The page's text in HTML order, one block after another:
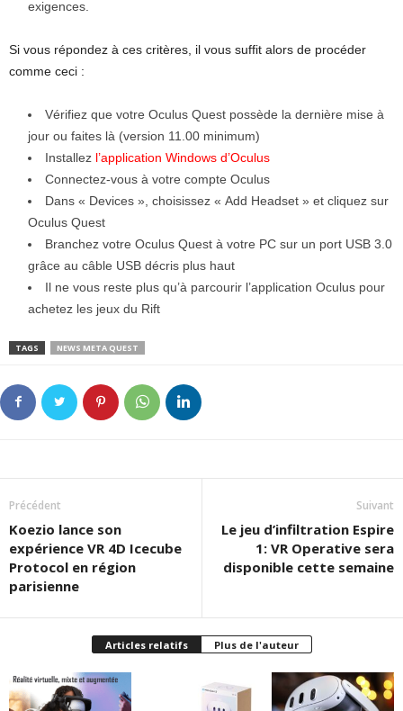
exigences.
Si vous répondez à ces critères, il vous suffit alors de procéder
comme ceci :
Vérifiez que votre Oculus Quest possède la dernière mise à
jour ou faites là (version 11.00 minimum)
Installez l’application Windows d’Oculus
Connectez-vous à votre compte Oculus
Dans « Devices », choisissez « Add Headset » et cliquez sur
Oculus Quest
Branchez votre Oculus Quest à votre PC sur un port USB 3.0
grâce au câble USB décris plus haut
Il ne vous reste plus qu’à parcourir l’application Oculus pour
achetez les jeux du Rift
TAGS NEWS META QUEST
Précédent
Koezio lance son
expérience VR 4D Icecube
Protocol en région
parisienne
Suivant
Le jeu d’infiltration Espire
1: VR Operative sera
disponible cette semaine
Articles relatifs Plus de l'auteur